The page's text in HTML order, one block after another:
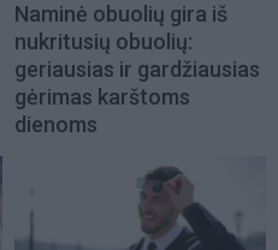
Naminė obuolių gira iš
nukritusių obuolių:
geriausias ir gardžiausias
gėrimas karštoms
dienoms